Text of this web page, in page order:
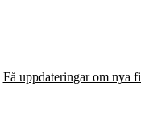
Få uppdateringar om nya